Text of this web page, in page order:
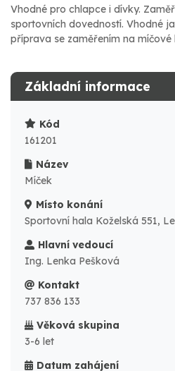
Vhodné pro chlapce i dívky.
sportovních dovedností. Vhodné
příprava se zaměřením na míčové
Základní informace
Kód
161201
Název
Míček
Místo konání
Sportovní hala Koželská 551,
Hlavní vedoucí
Ing. Lenka Pešková
Kontakt
737 836 133
Věková skupina
3-6 let
Datum zahájení